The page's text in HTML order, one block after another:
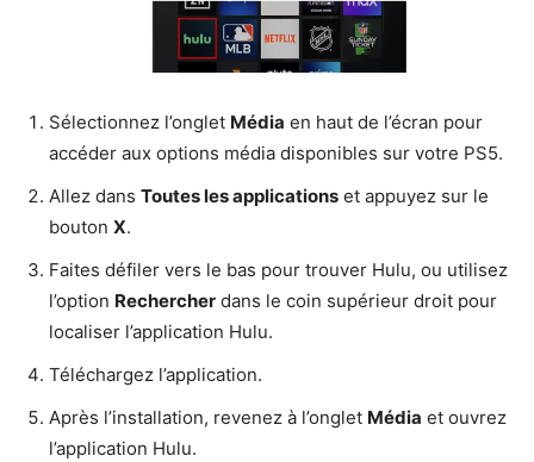
Sélectionnez l’onglet Média en haut de l’écran pour
accéder aux options média disponibles sur votre PS5.
Allez dans Toutes les applications et appuyez sur le
bouton X.
Faites défiler vers le bas pour trouver Hulu, ou utilisez
l’option Rechercher dans le coin supérieur droit pour
localiser l’application Hulu.
Téléchargez l’application.
Après l’installation, revenez à l’onglet Média et ouvrez
l’application Hulu.